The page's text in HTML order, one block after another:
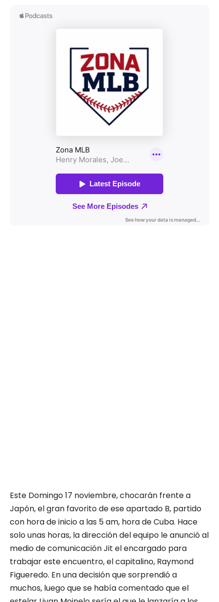
Este Domingo 17 noviembre, chocarán frente a
Japón, el gran favorito de ese apartado B, partido
con hora de inicio a las 5 am, hora de Cuba. Hace
solo unas horas, la dirección del equipo le anunció al
medio de comunicación Jit el encargado para
trabajar este encuentro, el capitalino, Raymond
Figueredo. En una decisión que sorprendió a
muchos, luego que se había comentado que el